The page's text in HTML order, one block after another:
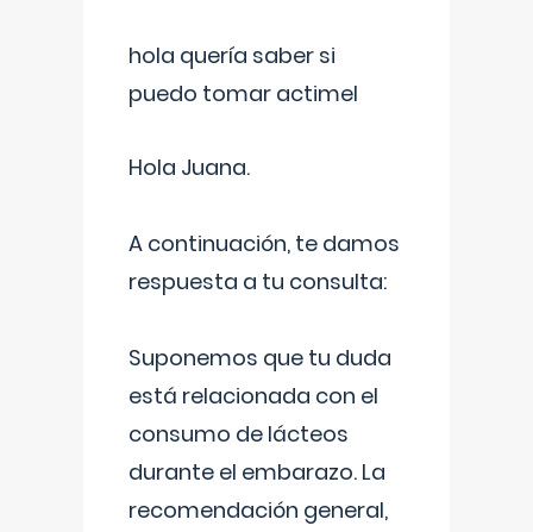
hola quería saber si
puedo tomar actimel
Hola Juana.
A continuación, te damos
respuesta a tu consulta:
Suponemos que tu duda
está relacionada con el
consumo de lácteos
durante el embarazo. La
recomendación general,